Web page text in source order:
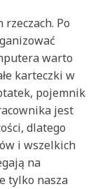
Po
warto
karteczki w
pojemnik
jest
dlatego
i wszelkich
na
tylko nasza